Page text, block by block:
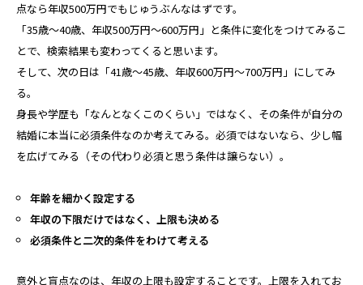
点なら年収500万円でもじゅうぶんなはずです。
「35歳～40歳、年収500万円～600万円」と条件に変化をつけてみるこ
とで、検索結果も変わってくると思います。
そして、次の日は「41歳～45歳、年収600万円～700万円」にしてみ
る。
身長や学歴も「なんとなくこのくらい」ではなく、その条件が自分の
結婚に本当に必須条件なのか考えてみる。必須ではないなら、少し幅
を広げてみる（その代わり必須と思う条件は譲らない）。
年齢を細かく設定する
年収の下限だけではなく、上限も決める
必須条件と二次的条件をわけて考える
意外と盲点なのは、年収の上限も設定することです。上限を入れてお